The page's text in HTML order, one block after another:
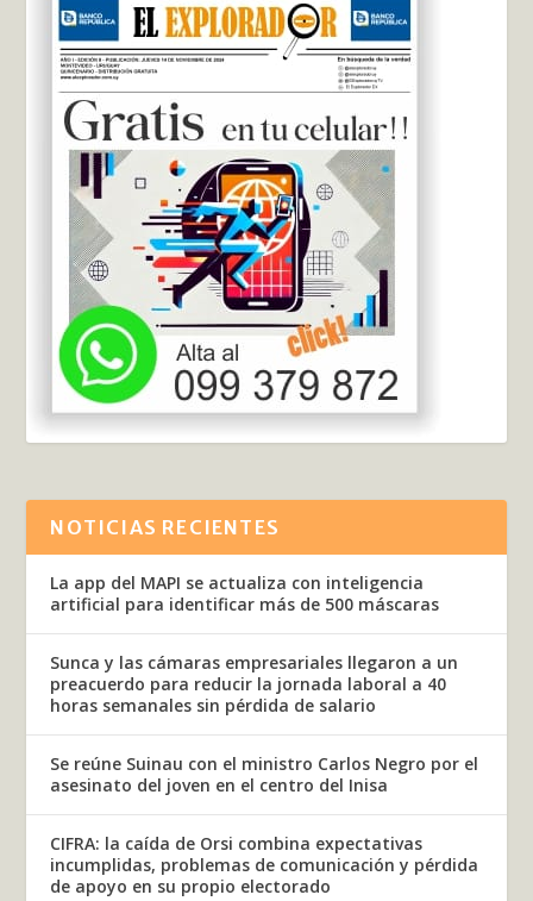
NOTICIAS RECIENTES
La app del MAPI se actualiza con inteligencia
artificial para identificar más de 500 máscaras
Sunca y las cámaras empresariales llegaron a un
preacuerdo para reducir la jornada laboral a 40
horas semanales sin pérdida de salario
Se reúne Suinau con el ministro Carlos Negro por el
asesinato del joven en el centro del Inisa
CIFRA: la caída de Orsi combina expectativas
incumplidas, problemas de comunicación y pérdida
de apoyo en su propio electorado